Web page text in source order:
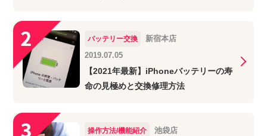
バッテリー交換
新宿本店
2019.07.05
【2021年最新】iPhoneバッテリーの寿
命の見極めと交換修理方法
操作方法/機能紹介
池袋店